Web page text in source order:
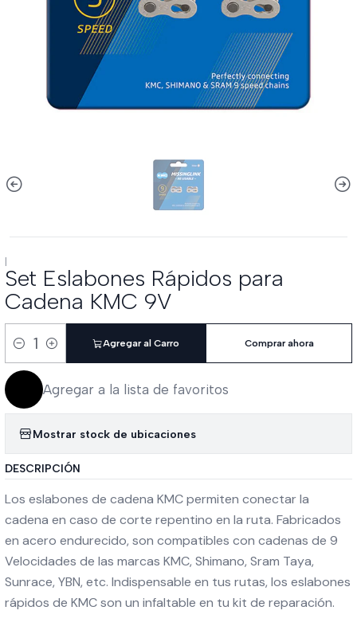
|
Set Eslabones Rápidos para
Cadena KMC 9V
Cantidad
Agregar al Carro Comprar ahora
Agregar a la lista de favoritos
Mostrar stock de ubicaciones
DESCRIPCIÓN
Los eslabones de cadena KMC permiten conectar la
cadena en caso de corte repentino en la ruta. Fabricados
en acero endurecido, son compatibles con cadenas de 9
Velocidades de las marcas KMC, Shimano, Sram Taya,
Sunrace, YBN, etc. Indispensable en tus rutas, los eslabones
rápidos de KMC son un infaltable en tu kit de reparación.